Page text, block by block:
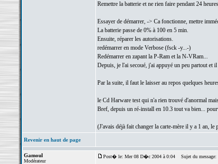
Remettre la batterie et ne rien faire pendant 24
Essayer de démarrer, -> Ca fonctionne, mettre
La batterie passe de 0% à 100 en 5 min.
Ensuite, réparer les autorisations.
redémarrer en mode Verbose (fsck -y...-)
Redémarrer en zapant la P-Ram et la N-VRam...
Depuis, je l'ai secoué, j'ai appuyé un peu partout et
Par la suite, il faut le laisser au repos quelques
le Cd Harware test qui n'a rien trouvé d'anormal
Bref, depuis un ré-install en 10.3 tout va bien...
(J'avais déjà fait changer la carte-mère il y a 1 an, le
Revenir en haut de page
Gamoul
Modérateur
Post� le: Mer 08 D�c 2004 à 0:04 Sujet du message: